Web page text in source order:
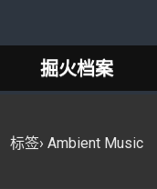
标签› Ambient Music
掘火档案